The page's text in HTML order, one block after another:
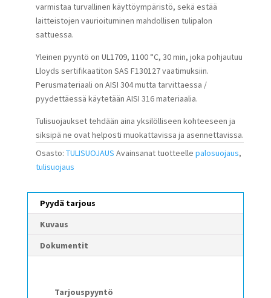
varmistaa turvallinen käyttöympäristö, sekä estää
laitteistojen vaurioituminen mahdollisen tulipalon
sattuessa.
Yleinen pyyntö on UL1709, 1100 °C, 30 min, joka pohjautuu
Lloyds sertifikaatiton SAS F130127 vaatimuksiin.
Perusmateriaali on AISI 304 mutta tarvittaessa /
pyydettäessä käytetään AISI 316 materiaalia.
Tulisuojaukset tehdään aina yksilölliseen kohteeseen ja
siksipä ne ovat helposti muokattavissa ja asennettavissa.
Osasto: TULISUOJAUS Avainsanat tuotteelle palosuojaus,
tulisuojaus
Pyydä tarjous
Kuvaus
Dokumentit
Tarjouspyyntö